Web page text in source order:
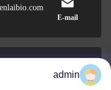
E-mail
Phone
28-64841719 admin